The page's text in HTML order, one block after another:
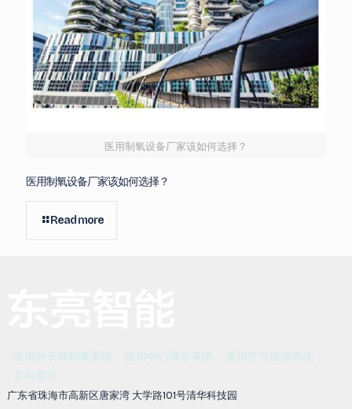
医用制氧设备厂家该如何选择？
医用制氧设备厂家该如何选择？
Read more
医用分子筛制氧系统 医用中心吸引系统
医用空气压缩系统
公司简介
广东省珠海市高新区唐家湾 大学路101号清华科技园